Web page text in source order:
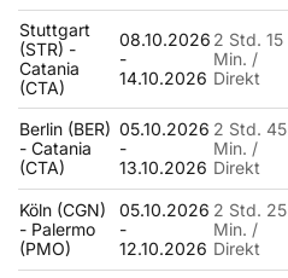
Stuttgart
(STR) -
Catania
(CTA)
08.10.2026
-
14.10.2026
2 Std. 15
Min. /
Direkt
Berlin (BER)
- Catania
(CTA)
05.10.2026
-
13.10.2026
2 Std. 45
Min. /
Direkt
Köln (CGN)
- Palermo
(PMO)
05.10.2026
-
12.10.2026
2 Std. 25
Min. /
Direkt